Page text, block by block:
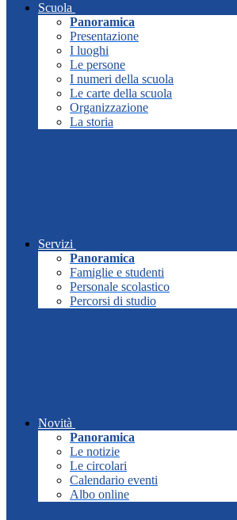
Scuola
Panoramica
Presentazione
I luoghi
Le persone
I numeri della scuola
Le carte della scuola
Organizzazione
La storia
Servizi
Panoramica
Famiglie e studenti
Personale scolastico
Percorsi di studio
Novità
Panoramica
Le notizie
Le circolari
Calendario eventi
Albo online